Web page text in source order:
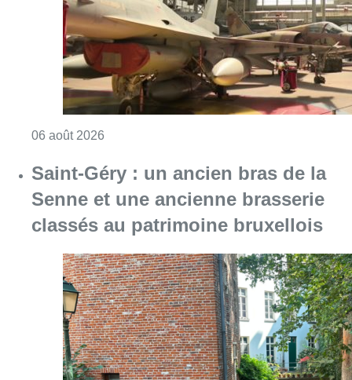
classés au patrimoine bruxellois
06 août 2026Consulter l'article "Saint-Géry : un ancien
La police lance un avis de
recherche après le viol d’une